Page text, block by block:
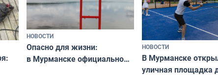
НОВОСТИ
Опасно для жизни:
в Мурманске официально
НОВОСТИ
В Мурманске
уличная площадка